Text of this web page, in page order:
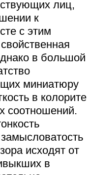
лиц,
к
с этим
в большой
миниатюру
в колорите
соотношений.
исходят от
в